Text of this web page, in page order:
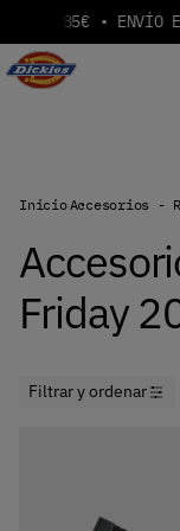
Ir al contenido
Logotipo de Dickies
InicioAccesorios -
Friday
Filtrar y ordenar